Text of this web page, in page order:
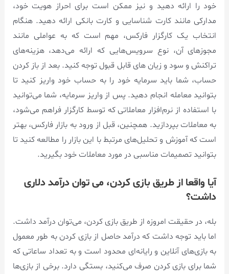
خود را ارائه دهید و نیز ممکن است برای احراز هویت خود،
مدارکی مانند کارت شناسایی و کارت بانکی ارائه دهید. هنگام
انتخاب یک کارگزار فارکس، مهم است که به عواملی مانند
مجوزهای آن، نوع سرویس‌هایی که ارائه می‌دهد، هزینه‌های
تراکنش و سود و زیان های قابل قبول توجه کنید. بعد از باز کردن
حساب، شما باید سرمایه خود را به حساب خود واریز کنید تا
بتوانید معامله انجام دهید. پس از واریز سرمایه، شما می‌توانید
با استفاده از نرم‌افزار معاملاتی که توسط کارگزار فراهم می‌شود،
به معاملات بپردازید. همچنین، قبل از ورود به بازار فارکس، بهتر
است که آموزش و تحلیل‌های مرتبط با این بازار را مطالعه کنید تا
بتوانید تصمیمات مناسبی در مورد معاملات خود بگیرید.
آیا واقعا از طریق بازی کردن، می توان درآمد دلاری
داشت؟
بله، در حقیقت امروزه از طریق بازی کردن، می‌توان درآمد داشت.
اما باید توجه داشت که درآمد حاصل از بازی کردن به طور معمول
به بازی‌های آنلاین و رایانه‌ای محدود است و به تعداد ساعاتی که
شما برای بازی کردن صرف می‌کنید، بستگی دارد. برخی از بازی‌ها